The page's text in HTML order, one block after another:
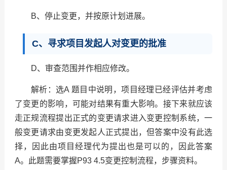
B、停止变更，并按原计划进展。
C、寻求项目发起人对变更的批准
D、审查范围并作相应修改。
解析：选A 题目中说明，项目经理已经评估并考虑
了变更的影响，可能对结果有重大影响。接下来就应该
走正规流程提出正式的变更请求进入变更控制系统，一
般变更请求由变更发起人正式提出，但答案中没有此选
择，因此由项目经理代为提出也是可以的，因此答案
A。此题需要掌握P93 4.5变更控制流程，步骤资料。